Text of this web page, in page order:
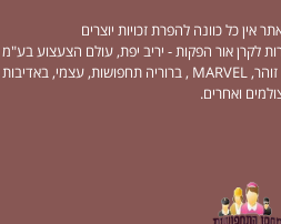
אין כל כוונה להפרת זכויות יוצרים
לקרן אור הפקות - יריב יפת, עולם הצעצוע בע"מ
-ענת עיצובים - תחפושות וחיוכים , שושי זוהר, MARVEL , ברוריה תחפושות, עצמי, באדיבות
ואחרים.